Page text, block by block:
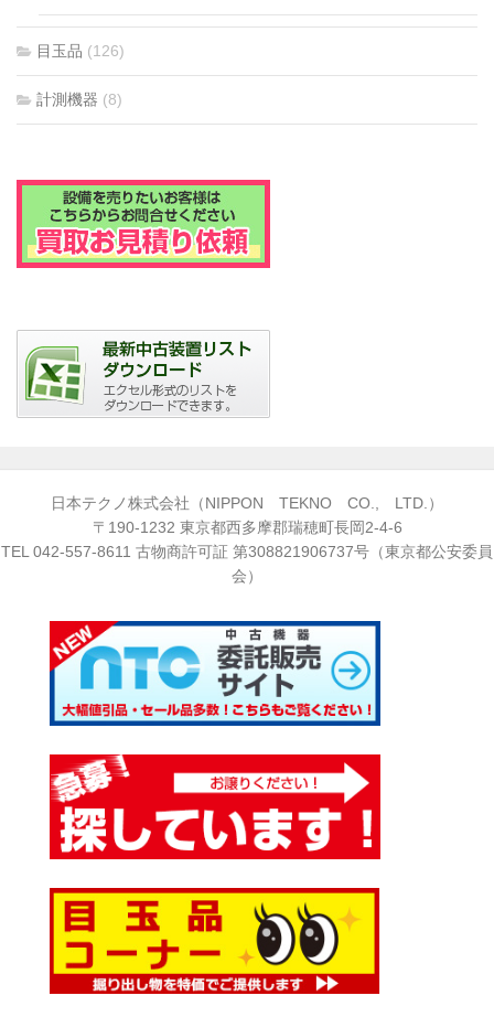
目玉品 (126)
計測機器 (8)
日本テクノ株式会社（NIPPON TEKNO CO., LTD.）
〒190-1232 東京都西多摩郡瑞穂町長岡2-4-6
TEL 042-557-8611 古物商許可証 第308821906737号（東京都公安委員
会）